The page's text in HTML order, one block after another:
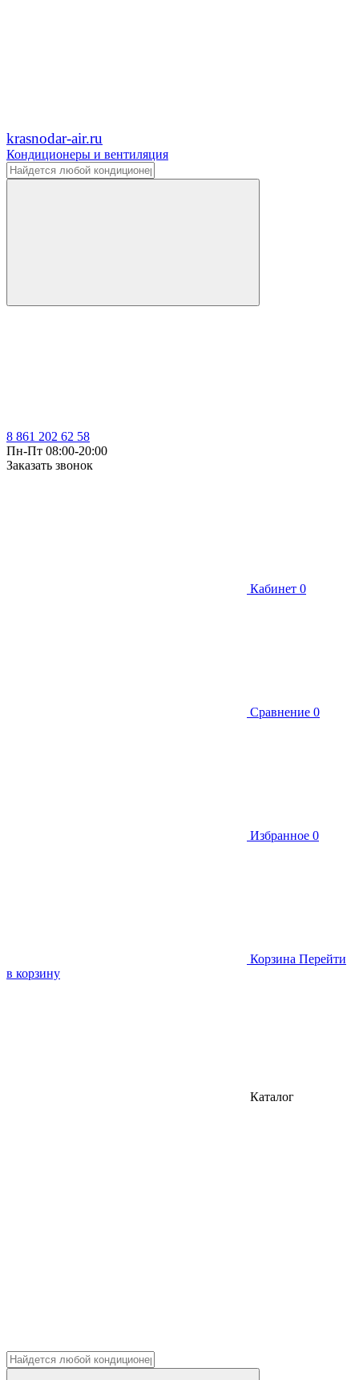
krasnodar-air.ru
Кондиционеры и вентиляция
8 861 202 62 58
Пн-Пт 08:00-20:00
Заказать звонок
Кабинет 0
Сравнение 0
Избранное 0
Корзина Перейти
в корзину
Каталог